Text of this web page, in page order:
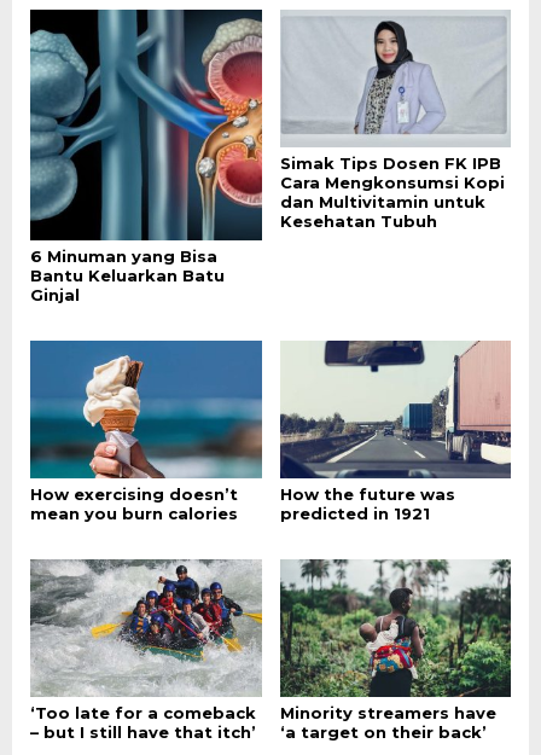
6 Minuman yang Bisa
Bantu Keluarkan Batu
Ginjal
Simak Tips Dosen FK IPB
Cara Mengkonsumsi Kopi
dan Multivitamin untuk
Kesehatan Tubuh
How exercising doesn’t
mean you burn calories
How the future was
predicted in 1921
‘Too late for a comeback
– but I still have that itch’
Minority streamers have
‘a target on their back’